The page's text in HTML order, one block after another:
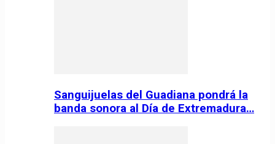
Sanguijuelas del Guadiana pondrá la
banda sonora al Día de Extremadura…